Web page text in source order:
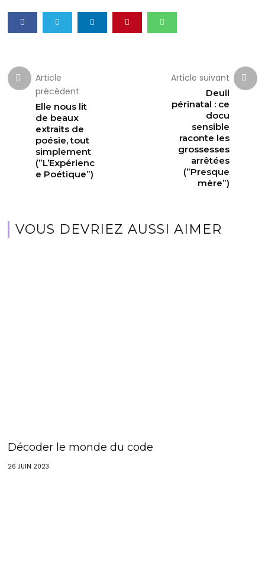
Article
précédent
Elle nous lit
de beaux
extraits de
poésie, tout
simplement
(”L’Expérienc
e Poétique”)
Article suivant
Deuil
périnatal : ce
docu
sensible
raconte les
grossesses
arrêtées
(”Presque
mère”)
VOUS DEVRIEZ AUSSI AIMER
Décoder le monde du code
26 JUIN 2023